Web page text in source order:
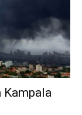
Kampala